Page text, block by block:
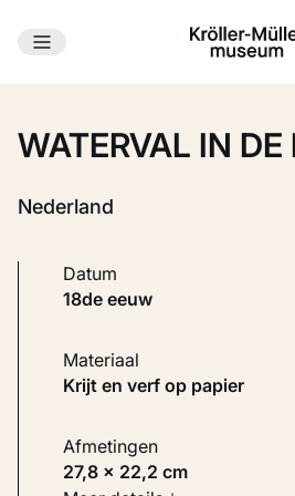
Ga naar hoofdinhoud
WATERVAL IN DE
Nederland
Datum
18de eeuw
Materiaal
Krijt en verf op papier
Afmetingen
27,8 × 22,2 cm